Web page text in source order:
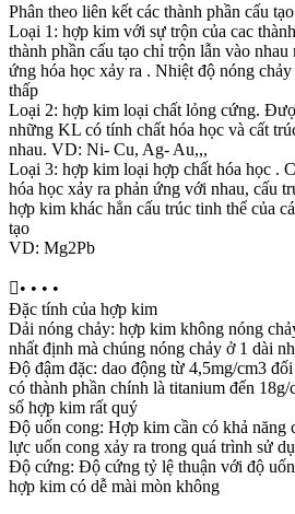
Phân theo liên kết các thành phần cấu tạo
Loại 1: hợp kim với sự trộn của cac
thành phần cấu tạo chỉ trộn lẫn vào nhau
ứng hóa học xảy ra . Nhiệt độ nóng chảy
thấp
Loại 2: hợp kim loại chất lỏng cứng.
những KL có tính chất hóa học và cất
nhau. VD: Ni- Cu, Ag- Au,,,
Loại 3: hợp kim loại hợp chất hóa học .
hóa học xảy ra phản ứng với nhau, cấu
hợp kim khác hẳn cấu trúc tinh thể của
tạo
VD: Mg2Pb
• • • •
Đặc tính của hợp kim
Dải nóng chảy: hợp kim không nóng
nhất định mà chúng nóng chảy ở 1 dài
Độ đậm đặc: dao động từ 4,5mg/cm3
có thành phần chính là titanium đến 18g/
số hợp kim rất quý
Độ uốn cong: Hợp kim cần có khả năng
lực uốn cong xảy ra trong quá trình sử
Độ cứng: Độ cứng tỷ lệ thuận với độ
hợp kim có dễ mài mòn không